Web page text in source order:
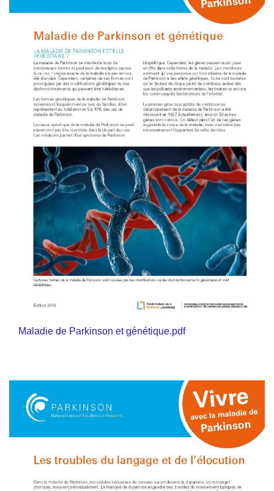
Maladie de Parkinson et génétique.pdf